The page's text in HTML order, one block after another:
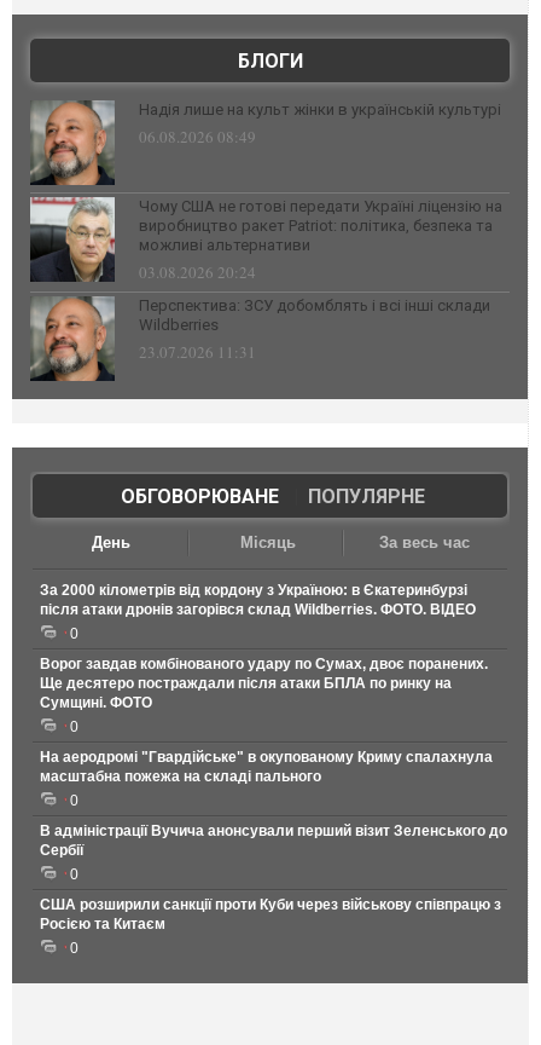
БЛОГИ
Надія лише на культ жінки в українській культурі
06.08.2026 08:49
Чому США не готові передати Україні ліцензію на
виробництво ракет Patriot: політика, безпека та
можливі альтернативи
03.08.2026 20:24
Перспектива: ЗСУ добомблять і всі інші склади
Wildberries
23.07.2026 11:31
ОБГОВОРЮВАНЕ| ПОПУЛЯРНЕ
День Місяць За весь час
За 2000 кілометрів від кордону з Україною: в Єкатеринбурзі
після атаки дронів загорівся склад Wildberries. ФОТО. ВІДЕО
0
Ворог завдав комбінованого удару по Сумах, двоє поранених.
Ще десятеро постраждали після атаки БПЛА по ринку на
Сумщині. ФОТО
0
На аеродромі "Гвардійське" в окупованому Криму спалахнула
масштабна пожежа на складі пального
0
В адміністрації Вучича анонсували перший візит Зеленського до
Сербії
0
США розширили санкції проти Куби через військову співпрацю з
Росією та Китаєм
0